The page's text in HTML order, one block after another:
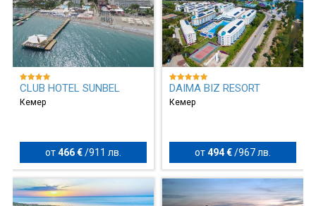
CLUB HOTEL SUNBEL
Кемер
от466 € /911 лв.
DAIMA BIZ RESORT
Кемер
от494 €/967 лв.